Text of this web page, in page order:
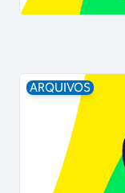
ARQUIVOS